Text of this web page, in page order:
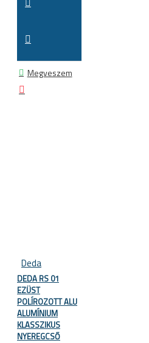
Megveszem
Deda
DEDA RS 01
EZÜST
POLÍROZOTT ALU
ALUMÍNIUM
KLASSZIKUS
NYEREGCSŐ